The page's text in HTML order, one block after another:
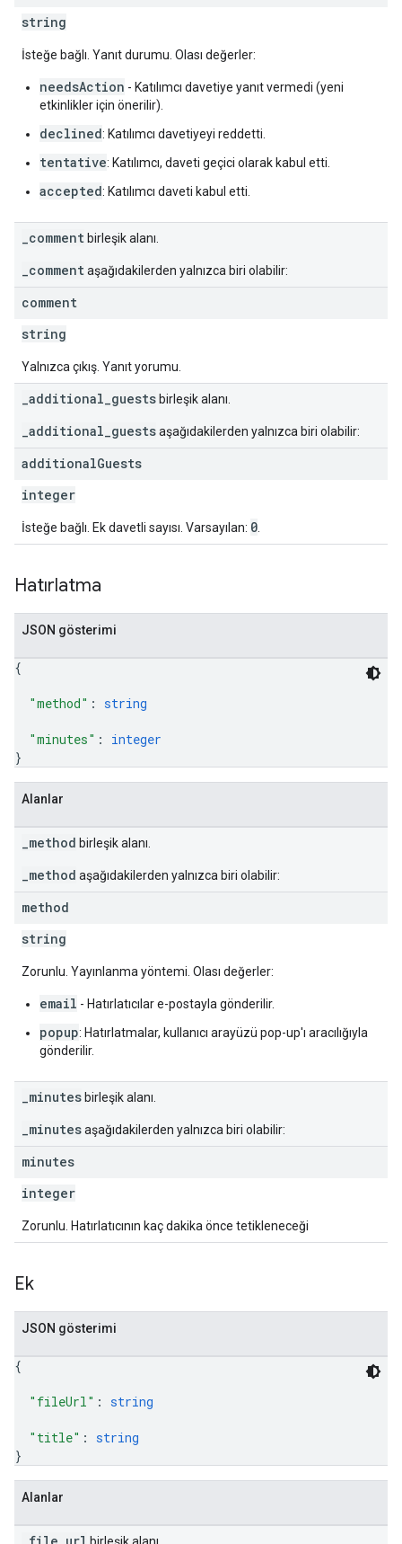
string
İsteğe bağlı. Yanıt durumu. Olası değerler:
needsAction - Katılımcı davetiye yanıt vermedi (yeni
etkinlikler için önerilir).
declined: Katılımcı davetiyeyi reddetti.
tentative: Katılımcı, daveti geçici olarak kabul etti.
accepted: Katılımcı daveti kabul etti.
_comment birleşik alanı.
_commentaşağıdakilerden yalnızca biri olabilir:
comment
string
Yalnızca çıkış. Yanıt yorumu.
_additional_guests birleşik alanı.
_additional_guestsaşağıdakilerden yalnızca biri olabilir:
additionalGuests
integer
İsteğe bağlı. Ek davetli sayısı. Varsayılan: 0
Hatırlatma
JSON gösterimi
{
"method" : string
"minutes" : integer
}
Alanlar
_method birleşik alanı.
_method aşağıdakilerden yalnızca biri olabilir:
method
string
Zorunlu. Yayınlanma yöntemi. Olası değerler:
email - Hatırlatıcılar e-postayla gönderilir.
popup: Hatırlatmalar, kullanıcı arayüzü pop-up'ı aracılığıyla
gönderilir.
_minutes birleşik alanı.
_minutesaşağıdakilerden yalnızca biri olabilir:
minutes
integer
Zorunlu. Hatırlatıcının kaç dakika önce tetikleneceği
Ek
JSON gösterimi
{
"fileUrl" : string
"title" : string
}
Alanlar